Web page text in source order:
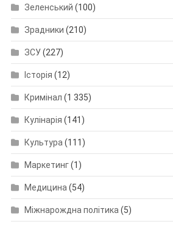
Зеленський (100)
Зрадники (210)
ЗСУ(227)
Історія (12)
Кримінал (1 335)
Кулінарія (141)
Культура (111)
Маркетинг(1)
Медицина (54)
Міжнарождна політика (5)